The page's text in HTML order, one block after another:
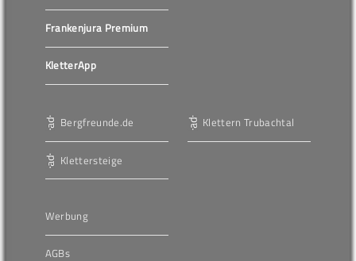
Frankenjura Premium
KletterApp
Bergfreunde.de
Klettersteige
Klettern Trubachtal
Werbung
AGBs